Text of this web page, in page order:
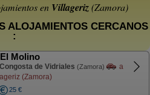
en Villageriz(Zamora)
ALOJAMIENTOS CERCANOS
:
Molino
Congosta de Vidriales (Zamora)
a
(Zamora)
25 €